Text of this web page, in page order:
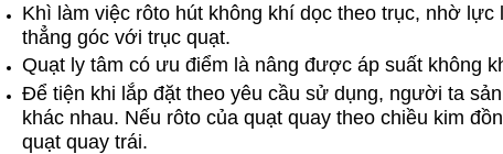
Khì làm việc rôto hút không khí dọc theo trục, nhờ
thẳng góc với trục quạt.
Quạt ly tâm có ưu điểm là nâng được áp suất không
Để tiện khi lắp đặt theo yêu cầu sử dụng, người ta
khác nhau. Nếu rôto của quạt quay theo chiều kim
quạt quay trái.